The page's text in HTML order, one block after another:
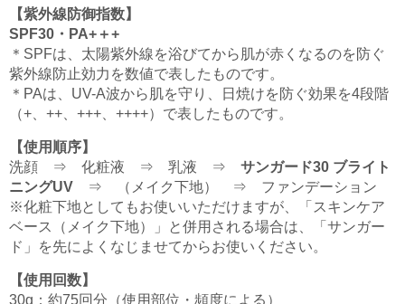
【紫外線防御指数】
SPF30・PA+＋+
＊SPFは、太陽紫外線を浴びてから肌が赤くなるのを防ぐ
紫外線防止効力を数値で表したものです。
＊PAは、UV-A波から肌を守り、日焼けを防ぐ効果を4段階
（+、++、+++、++++）で表したものです。
【使用順序】
洗顔 ⇒ 化粧液 ⇒ 乳液 ⇒ サンガード30 ブライト
ニングUV ⇒ （メイク下地） ⇒ ファンデーション
※化粧下地としてもお使いいただけますが、「スキンケア
ベース（メイク下地）」と併用される場合は、「サンガー
ド」を先によくなじませてからお使いください。
【使用回数】
30g：約75回分（使用部位・頻度による）